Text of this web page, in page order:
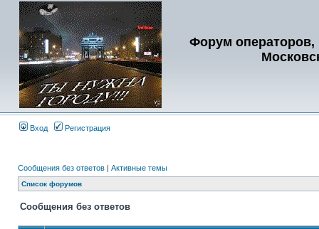
Форум операторов,
Вход Регистрация
Сообщения без ответов | Активные темы
Список форумов
Сообщения без ответов